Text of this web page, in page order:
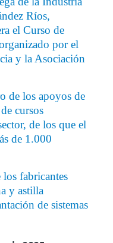
Ríos,
el Curso de
por el
y la Asociación
de los apoyos de
cursos
de los que el
de 1.000
fabricantes
y astilla
de sistemas